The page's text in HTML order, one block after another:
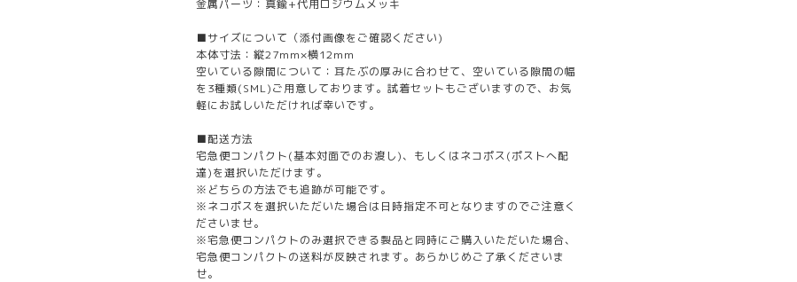
金属パーツ：真鍮+代用ロジウムメッキ
■サイズについて（添付画像をご確認ください)
本体寸法：縦27mm×横12mm
空いている隙間について：耳たぶの厚みに合わせて、空いている隙間の幅
を3種類(SML)ご用意しております。試着セットもございますので、お気
軽にお試しいただければ幸いです。
■配送方法
宅急便コンパクト(基本対面でのお渡し)、もしくはネコポス(ポストへ配
達)を選択いただけます。
※どちらの方法でも追跡が可能です。
※ネコポスを選択いただいた場合は日時指定不可となりますのでご注意く
ださいませ。
※宅急便コンパクトのみ選択できる製品と同時にご購入いただいた場合、
宅急便コンパクトの送料が反映されます。あらかじめご了承くださいま
せ。